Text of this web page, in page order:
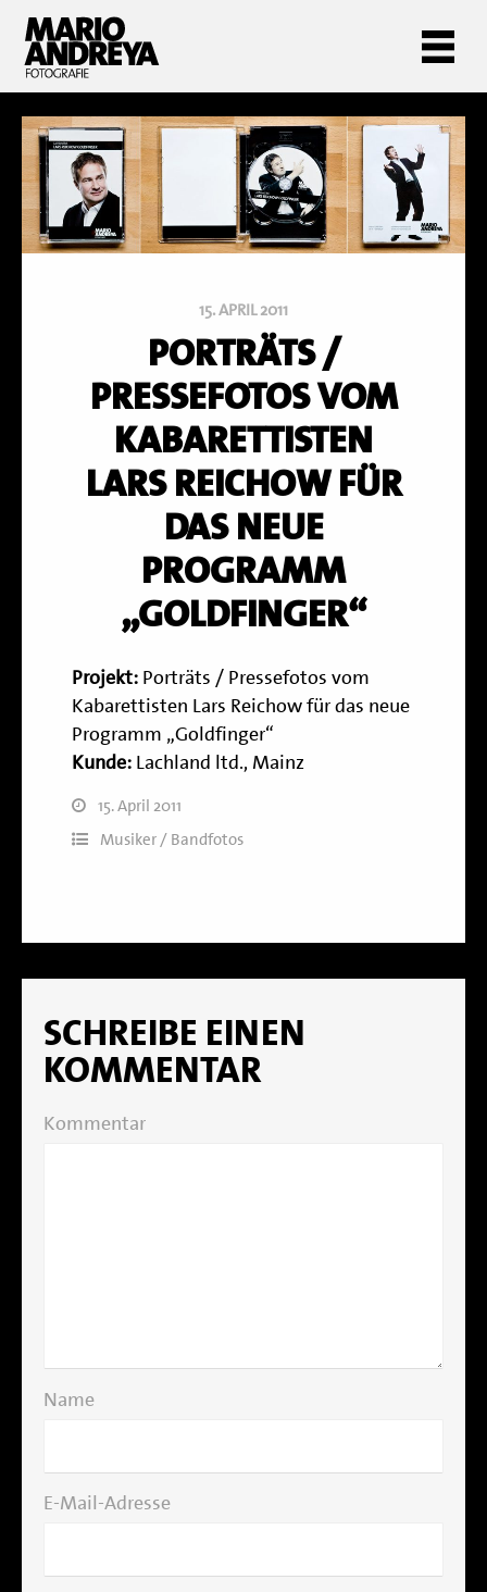
15. APRIL 2011
PORTRÄTS /
PRESSEFOTOS VOM
KABARETTISTEN
LARS REICHOW FÜR
DAS NEUE
PROGRAMM
„GOLDFINGER“
Projekt: Porträts / Pressefotos vom
Kabarettisten Lars Reichow für das neue
Programm „Goldfinger“
Kunde: Lachland ltd., Mainz
15. April 2011
Musiker / Bandfotos
SCHREIBE EINEN
KOMMENTAR
Kommentar
Name
E-Mail-Adresse